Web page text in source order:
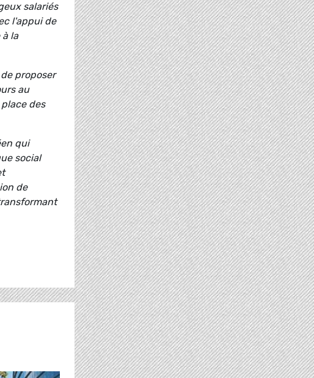
salariés
l'appui de
la
proposer
au
des
qui
social
de